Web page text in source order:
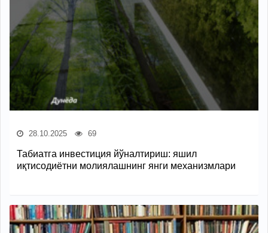
28.10.2025 69
Табиатга инвестиция йўналтириш: яшил
иқтисодиётни молиялашнинг янги механизмлари